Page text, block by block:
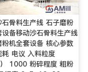
石骨料生产线 石子磨粉
设备移动沙石骨料生产线
粉机全套设备 核心参数
耗 电议 入料粒度
） 1000 粉碎程度 粗粉